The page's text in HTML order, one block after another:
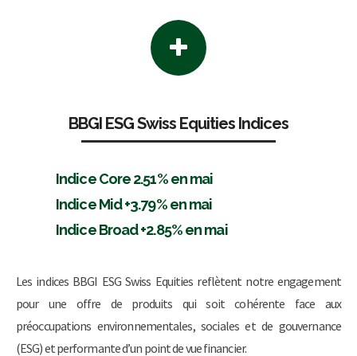
BBGI ESG Swiss Equities Indices
Indice Core 2.51% en mai
Indice Mid +3.79% en mai
Indice Broad +2.85% en mai
Les indices BBGI ESG Swiss Equities reflètent notre engagement
pour une offre de produits qui soit cohérente face aux
préoccupations environnementales, sociales et de gouvernance
(ESG) et performante d’un point de vue financier.